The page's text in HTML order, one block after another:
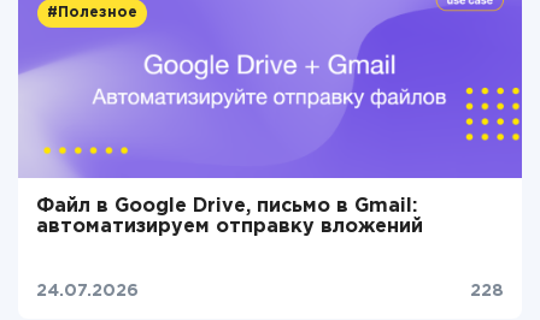
#Полезное
Файл в Google Drive, письмо в Gmail:
автоматизируем отправку вложений
24.07.2026 228